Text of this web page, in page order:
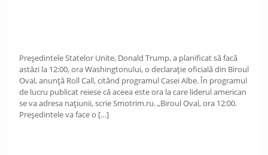
Președintele Statelor Unite, Donald Trump, a planificat să facă
astăzi la 12:00, ora Washingtonului, o declarație oficială din Biroul
Oval, anunță Roll Call, citând programul Casei Albe. În programul
de lucru publicat reiese că aceea este ora la care liderul american
se va adresa națiunii, scrie Smotrim.ru. „Biroul Oval, ora 12:00.
Președintele va face o […]